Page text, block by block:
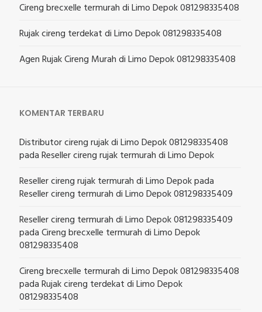
Cireng brecxelle termurah di Limo Depok 081298335408
Rujak cireng terdekat di Limo Depok 081298335408
Agen Rujak Cireng Murah di Limo Depok 081298335408
KOMENTAR TERBARU
Distributor cireng rujak di Limo Depok 081298335408
padaReseller cireng rujak termurah di Limo Depok
Reseller cireng rujak termurah di Limo Depokpada
Reseller cireng termurah di Limo Depok 081298335409
Reseller cireng termurah di Limo Depok 081298335409
padaCireng brecxelle termurah di Limo Depok
081298335408
Cireng brecxelle termurah di Limo Depok 081298335408
padaRujak cireng terdekat di Limo Depok
081298335408